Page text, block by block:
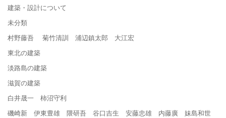
建築・設計について
未分類
村野藤吾 菊竹清訓 浦辺鎮太郎 大江宏
東北の建築
淡路島の建築
滋賀の建築
白井晟一 柿沼守利
磯崎新 伊東豊雄 隈研吾 谷口吉生 安藤忠雄 内藤廣 妹島和世